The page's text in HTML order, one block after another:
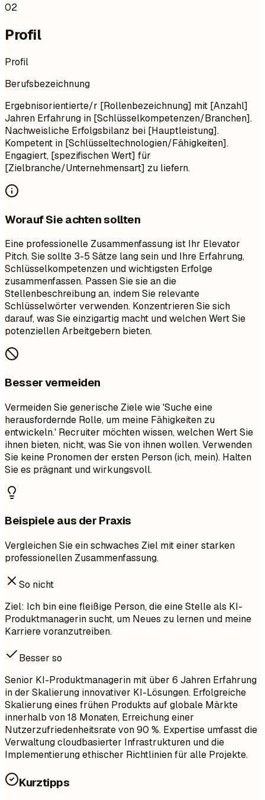
02
Profil
Profil
Berufsbezeichnung
Ergebnisorientierte/r [Rollenbezeichnung] mit [Anzahl]
Jahren Erfahrung in [Schlüsselkompetenzen/Branchen].
Nachweisliche Erfolgsbilanz bei [Hauptleistung].
Kompetent in [Schlüsseltechnologien/Fähigkeiten].
Engagiert, [spezifischen Wert] für
[Zielbranche/Unternehmensart] zu liefern.
Worauf Sie achten sollten
Eine professionelle Zusammenfassung ist Ihr Elevator
Pitch. Sie sollte 3-5 Sätze lang sein und Ihre Erfahrung,
Schlüsselkompetenzen und wichtigsten Erfolge
zusammenfassen. Passen Sie sie an die
Stellenbeschreibung an, indem Sie relevante
Schlüsselwörter verwenden. Konzentrieren Sie sich
darauf, was Sie einzigartig macht und welchen Wert Sie
potenziellen Arbeitgebern bieten.
Besser vermeiden
Vermeiden Sie generische Ziele wie 'Suche eine
herausfordernde Rolle, um meine Fähigkeiten zu
entwickeln.' Recruiter möchten wissen, welchen Wert Sie
ihnen bieten, nicht, was Sie von ihnen wollen. Verwenden
Sie keine Pronomen der ersten Person (ich, mein). Halten
Sie es prägnant und wirkungsvoll.
Beispiele aus der Praxis
Vergleichen Sie ein schwaches Ziel mit einer starken
professionellen Zusammenfassung.
So nicht
Ziel: Ich bin eine fleißige Person, die eine Stelle als KI-
Produktmanagerin sucht, um Neues zu lernen und meine
Karriere voranzutreiben.
Besser so
Senior KI-Produktmanagerin mit über 6 Jahren Erfahrung
in der Skalierung innovativer KI-Lösungen. Erfolgreiche
Skalierung eines frühen Produkts auf globale Märkte
innerhalb von 18 Monaten, Erreichung einer
Nutzerzufriedenheitsrate von 90 %. Expertise umfasst die
Verwaltung cloudbasierter Infrastrukturen und die
Implementierung ethischer Richtlinien für alle Projekte.
Kurztipps